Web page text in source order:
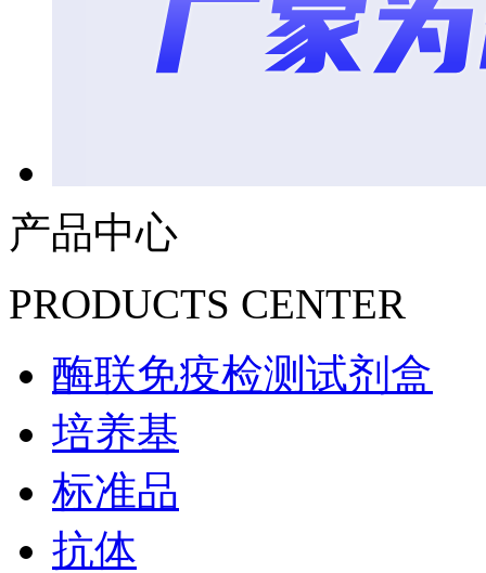
产品中心
PRODUCTS CENTER
酶联免疫检测试剂盒
培养基
标准品
抗体